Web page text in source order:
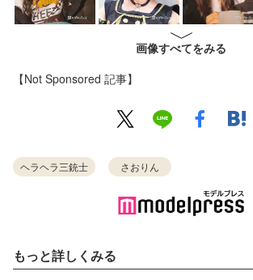
画像すべてをみる
【Not Sponsored 記事】
ヘラヘラ三銃士 さおりん
もっと詳しくみる